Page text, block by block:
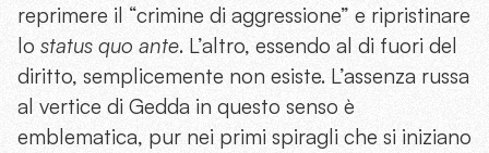
reprimere il “crimine di aggressione” e ripristinare
lo status quo ante. L’altro, essendo al di fuori del
diritto, semplicemente non esiste. L’assenza russa
al vertice di Gedda in questo senso è
emblematica, pur nei primi spiragli che si iniziano